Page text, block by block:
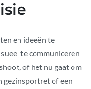
en ideeën te
te communiceren
of het nu gaat om
gezinsportret of een